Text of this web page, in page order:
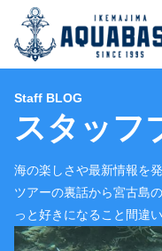
Staff BLOG
スタッフ
海の楽しさや最新情報を
ツアーの裏話から宮古島
っと好きになること間違